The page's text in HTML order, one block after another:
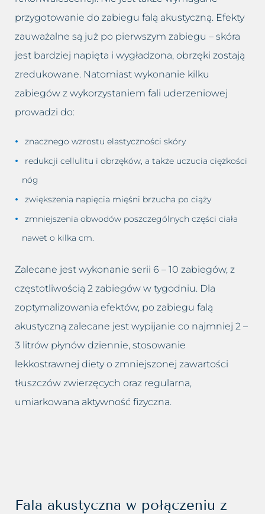
przygotowanie do zabiegu falą akustyczną. Efekty
zauważalne są już po pierwszym zabiegu – skóra
jest bardziej napięta i wygładzona, obrzęki zostają
zredukowane. Natomiast wykonanie kilku
zabiegów z wykorzystaniem fali uderzeniowej
prowadzi do:
znacznego wzrostu elastyczności skóry
redukcji cellulitu i obrzęków, a także uczucia ciężkości
nóg
zwiększenia napięcia mięśni brzucha po ciąży
zmniejszenia obwodów poszczególnych części ciała
nawet o kilka cm.
Zalecane jest wykonanie serii 6 – 10 zabiegów, z
częstotliwością 2 zabiegów w tygodniu. Dla
zoptymalizowania efektów, po zabiegu falą
akustyczną zalecane jest wypijanie co najmniej 2 –
3 litrów płynów dziennie, stosowanie
lekkostrawnej diety o zmniejszonej zawartości
tłuszczów zwierzęcych oraz regularna,
umiarkowana aktywność fizyczna.
Fala akustyczna w połączeniu z